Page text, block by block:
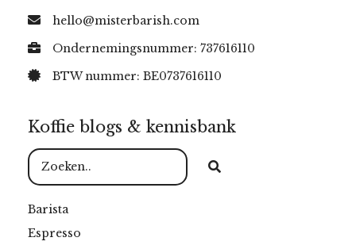
hello@misterbarish.com
Ondernemingsnummer: 737616110
BTW nummer: BE0737616110
Koffie blogs & kennisbank
Barista
Espresso